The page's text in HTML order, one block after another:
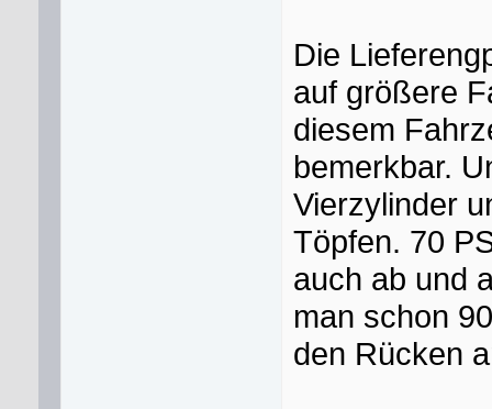
Die
auf größere
diesem
bemerkbar.
Vierzylinder
Töpfen. 70
auch ab und
man schon
den Rücken